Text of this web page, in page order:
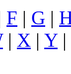
F | G |
| X | Y|